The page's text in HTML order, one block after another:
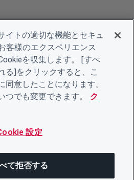
イトの適切な機能とセキュ
客様のエクスペリエンス
を収集します。 [すべ
る]をクリックすると、こ
同意したことになります。
つでも変更できます。
ク
設定
て拒否する